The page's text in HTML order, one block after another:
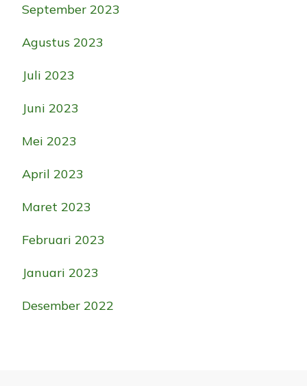
September 2023
Agustus 2023
Juli 2023
Juni 2023
Mei 2023
April 2023
Maret 2023
Februari 2023
Januari 2023
Desember 2022